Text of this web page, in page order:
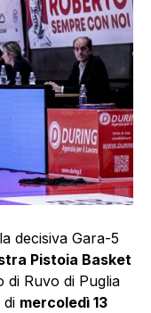
decisiva Gara-5
Pistoia Basket
di Ruvo di Puglia
di mercoledì 13